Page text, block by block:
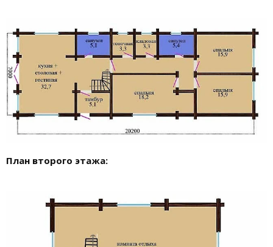
План второго этажа: